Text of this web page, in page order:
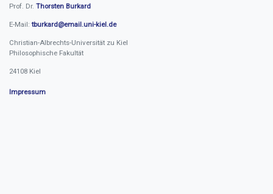
Prof. Dr. Thorsten Burkard
E-Mail:tburkard@email.uni-kiel.de
Christian-Albrechts-Universität zu Kiel
Philosophische Fakultät
24108 Kiel
Impressum